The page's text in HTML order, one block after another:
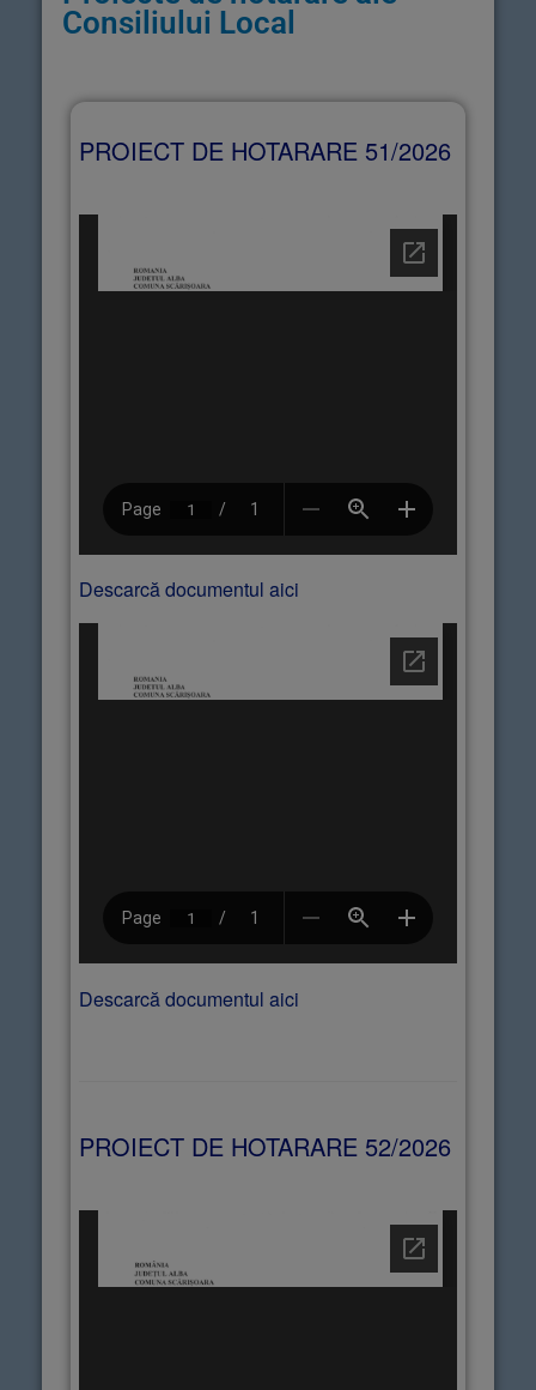
Consiliului Local
PROIECT DE HOTARARE 51/2026
Descarcă documentul aici
Descarcă documentul aici
PROIECT DE HOTARARE 52/2026